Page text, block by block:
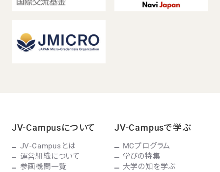
JV-Campusについて
JV-Campusとは
運営組織について
参画機関一覧
JV-Campusで学ぶ
MCプログラム
学びの特集
大学の知を学ぶ